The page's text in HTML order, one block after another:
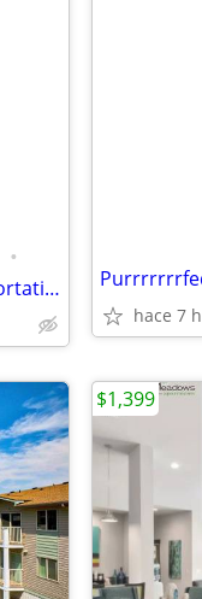
•
Convenient location near public transportation! Great for commuters
hace 7 h
$1,399